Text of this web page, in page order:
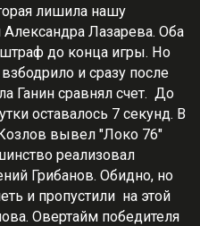
лишила нашу
Лазарева. Оба
до конца игры. Но
и сразу после
Ганин сравнял счет. До
оставалось 7 секунд. В
вывел "Локо 76"
реализовал
Грибанов. Обидно, но
и пропустили на этой
Овертайм победителя